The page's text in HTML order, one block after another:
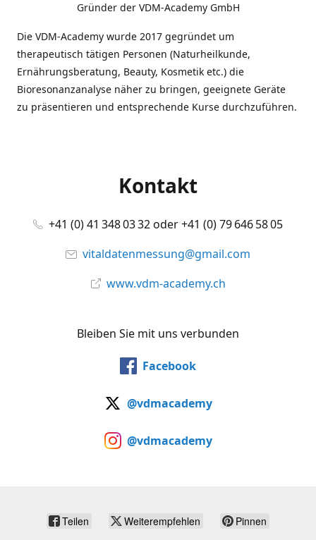
Gründer der VDM-Academy GmbH
Die VDM-Academy wurde 2017 gegründet um
therapeutisch tätigen Personen (Naturheilkunde,
Ernährungsberatung, Beauty, Kosmetik etc.) die
Bioresonanzanalyse näher zu bringen, geeignete Geräte
zu präsentieren und entsprechende Kurse durchzuführen.
Kontakt
+41 (0) 41 348 03 32 oder +41 (0) 79 646 58 05
vitaldatenmessung@gmail.com
www.vdm-academy.ch
Bleiben Sie mit uns verbunden
Facebook
@vdmacademy
@vdmacademy
Teilen Weiterempfehlen Pinnen